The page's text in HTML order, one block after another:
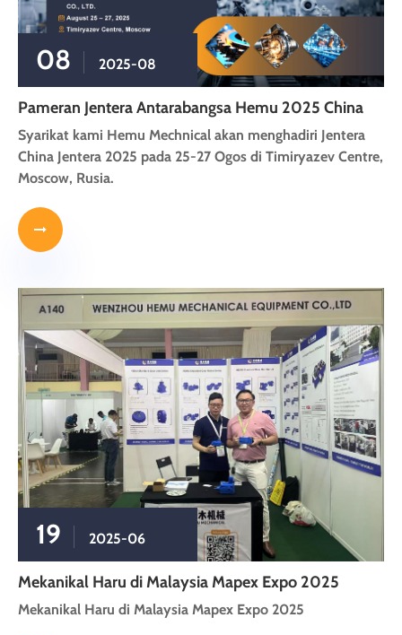
08 2025-08
Pameran Jentera Antarabangsa Hemu 2025 China
Syarikat kami Hemu Mechnical akan menghadiri Jentera
China Jentera 2025 pada 25-27 Ogos di Timiryazev Centre,
Moscow, Rusia.
19 2025-06
Mekanikal Haru di Malaysia Mapex Expo 2025
Mekanikal Haru di Malaysia Mapex Expo 2025